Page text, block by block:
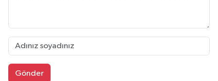
Gönder